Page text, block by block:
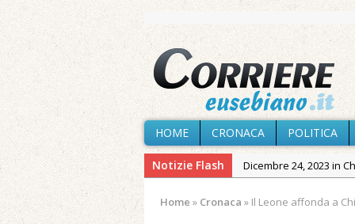
HOME CRONACA POLITICA
Notizie Flash Dicembre 24, 2023 in
Home » Cronaca » Il Leone affonda a